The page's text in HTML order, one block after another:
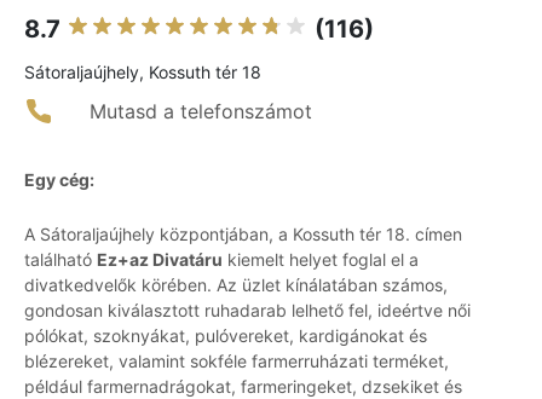
8.7 (116)
Sátoraljaújhely, Kossuth tér 18
Mutasd a telefonszámot
Egy cég:
A Sátoraljaújhely központjában, a Kossuth tér 18. címen
található Ez+az Divatáru kiemelt helyet foglal el a
divatkedvelők körében. Az üzlet kínálatában számos,
gondosan kiválasztott ruhadarab lelhető fel, ideértve női
pólókat, szoknyákat, pulóvereket, kardigánokat és
blézereket, valamint sokféle farmerruházati terméket,
például farmernadrágokat, farmeringeket, dzsekiket és